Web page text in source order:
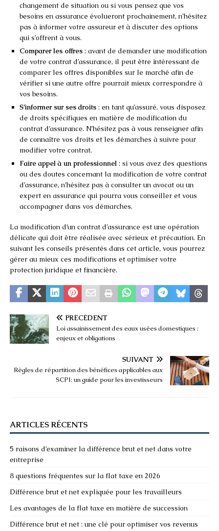
changement de situation ou si vous pensez que vos
besoins en assurance évolueront prochainement, n’hésitez
pas à informer votre assureur et à discuter des options
qui s’offrent à vous.
Comparer les offres : avant de demander une modification
de votre contrat d’assurance, il peut être intéressant de
comparer les offres disponibles sur le marché afin de
vérifier si une autre offre pourrait mieux correspondre à
vos besoins.
S’informer sur ses droits : en tant qu’assuré, vous disposez
de droits spécifiques en matière de modification du
contrat d’assurance. N’hésitez pas à vous renseigner afin
de connaître vos droits et les démarches à suivre pour
modifier votre contrat.
Faire appel à un professionnel : si vous avez des questions
ou des doutes concernant la modification de votre contrat
d’assurance, n’hésitez pas à consulter un avocat ou un
expert en assurance qui pourra vous conseiller et vous
accompagner dans vos démarches.
La modification d’un contrat d’assurance est une opération
délicate qui doit être réalisée avec sérieux et précaution. En
suivant les conseils présentés dans cet article, vous pourrez
gérer au mieux ces modifications et optimiser votre
protection juridique et financière.
PRÉCÉDENT
Loi assainissement des eaux usées domestiques :
enjeux et obligations
SUIVANT
Règles de répartition des bénéfices applicables aux
SCPI: un guide pour les investisseurs
ARTICLES RÉCENTS
5 raisons d’examiner la différence brut et net dans votre
entreprise
8 questions fréquentes sur la flat taxe en 2026
Différence brut et net expliquée pour les travailleurs
Les avantages de la flat taxe en matière de succession
Différence brut et net : une clé pour optimiser vos revenus